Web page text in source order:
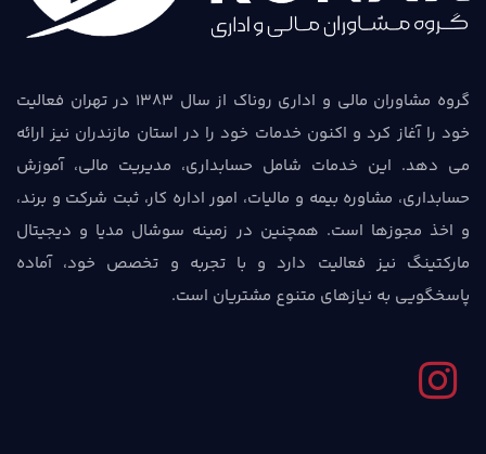
گروه مشاوران مالی و اداری روناک از سال 1383 در تهران فعالیت
خود را آغاز کرد و اکنون خدمات خود را در استان مازندران نیز ارائه
می دهد. این خدمات شامل حسابداری، مدیریت مالی، آموزش
حسابداری، مشاوره بیمه و مالیات، امور اداره کار، ثبت شرکت و برند،
و اخذ مجوزها است. همچنین در زمینه سوشال مدیا و دیجیتال
مارکتینگ نیز فعالیت دارد و با تجربه و تخصص خود، آماده
پاسخگویی به نیازهای متنوع مشتریان است.